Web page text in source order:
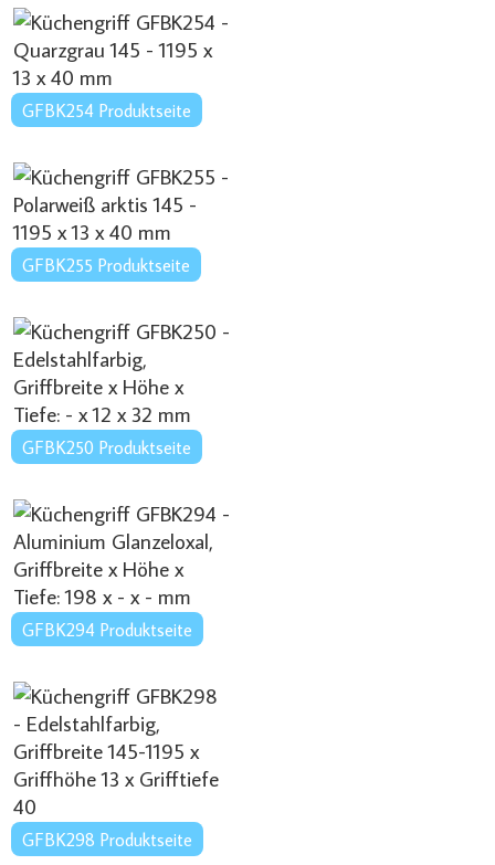
GFBK254 Produktseite
GFBK255 Produktseite
GFBK250 Produktseite
GFBK294 Produktseite
GFBK298 Produktseite